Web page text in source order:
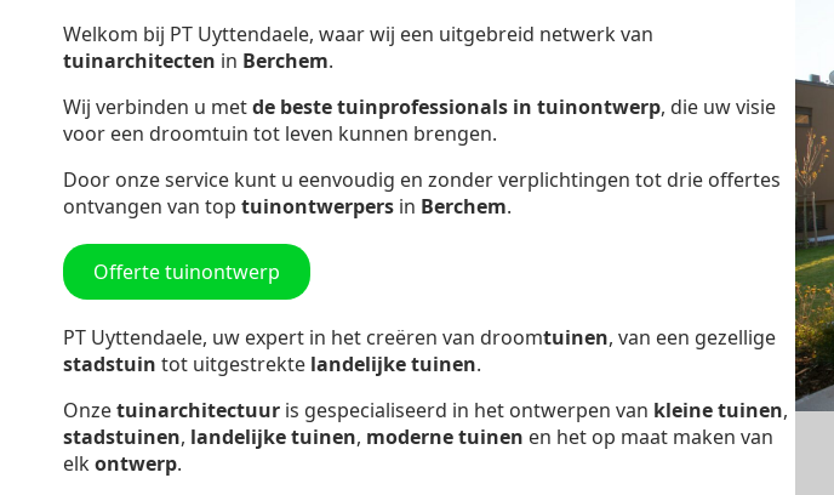
Welkom bij PT Uyttendaele, waar wij een uitgebreid netwerk van
tuinarchitecten in Berchem.
Wij verbinden u metde beste tuinprofessionals in tuinontwerp, die uw visie
voor een droomtuin tot leven kunnen brengen.
Door onze service kunt u eenvoudig en zonder verplichtingen tot drie offertes
ontvangen van top tuinontwerpers in Berchem.
Offerte tuinontwerp
PT Uyttendaele, uw expert in het creëren van droomtuinen, van een gezellige
stadstuin tot uitgestrekte landelijke tuinen.
Onzetuinarchitectuur is gespecialiseerd in het ontwerpen van kleine tuinen,
stadstuinen, landelijke tuinen, moderne tuinen en het op maat maken van
elkontwerp.